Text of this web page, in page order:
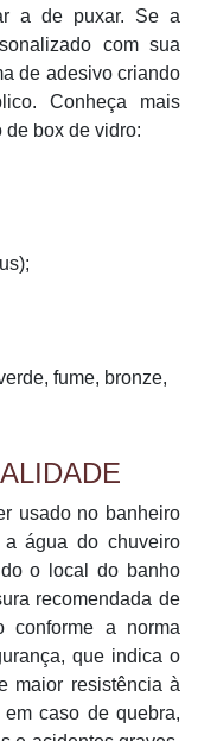
a de puxar. Se a
com sua
de adesivo criando
Conheça mais
box de vidro:
fume, bronze,
usado no banheiro
água do chuveiro
o local do banho
recomendada de
conforme a norma
que indica o
maior resistência à
caso de quebra,